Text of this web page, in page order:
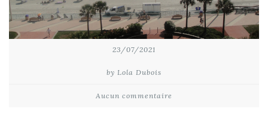
23/07/2021
by Lola Dubois
Aucun commentaire